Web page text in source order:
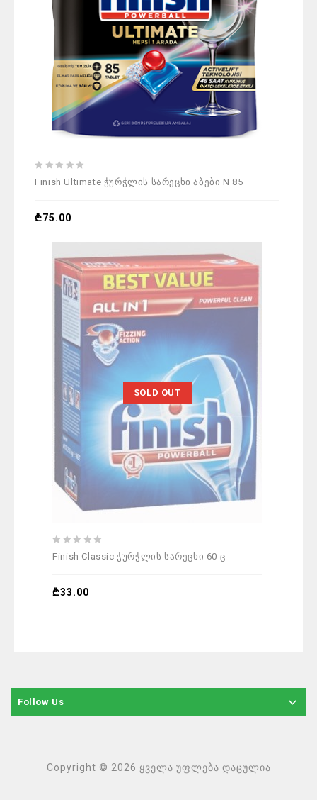
5
Finish Ultimate ჭურჭლის სარეცხი აბები N 85
₾75.00
SOLD OUT
5
Finish Classic ჭურჭლის სარეცხი 60 ც
₾33.00
Follow Us
Copyright © 2026 ყველა უფლება დაცულია